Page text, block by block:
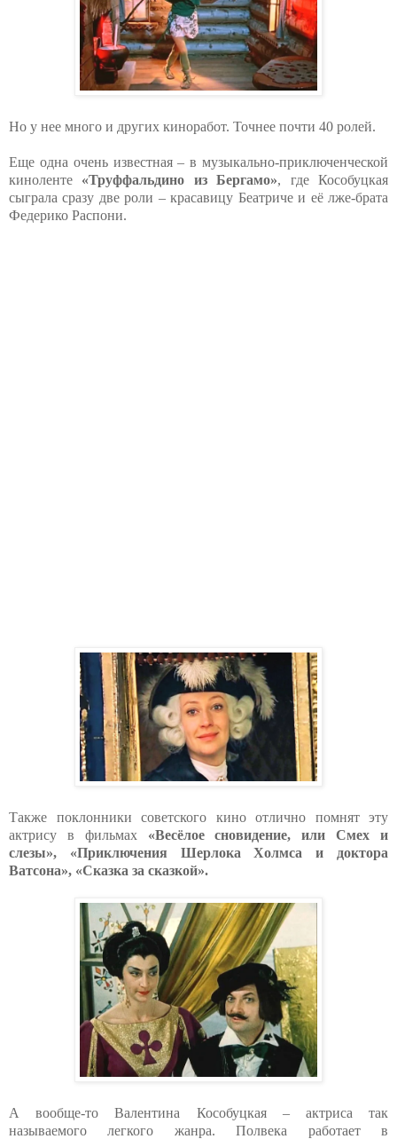
Но у нее много и других киноработ. Точнее почти 40 ролей.
Еще одна очень известная – в музыкально-приключенческой
киноленте «Труффальдино из Бергамо», где Кособуцкая
сыграла сразу две роли – красавицу Беатриче и её лже-брата
Федерико Распони.
Также поклонники советского кино отлично помнят эту
актрису в фильмах «Весёлое сновидение, или Смех и
слезы», «Приключения Шерлока Холмса и доктора
Ватсона», «Сказка за сказкой».
А вообще-то Валентина Кособуцкая – актриса так
называемого легкого жанра. Полвека работает в